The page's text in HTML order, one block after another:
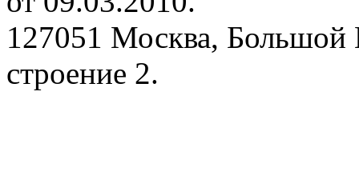
127051 Москва, Большой
строение 2.